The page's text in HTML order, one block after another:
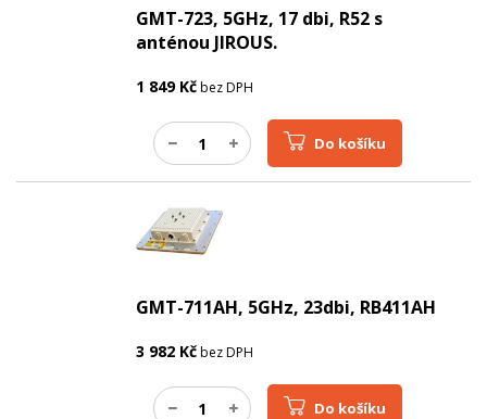
GMT-723, 5GHz, 17 dbi, R52 s
anténou JIROUS.
1 849Kčbez DPH
Do košíku
GMT-711AH, 5GHz, 23dbi, RB411AH
3 982 Kčbez DPH
Do košíku